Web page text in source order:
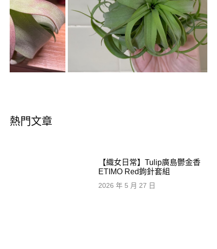
熱門文章
【織女日常】Tulip廣島鬱金香
ETIMO Red鉤針套組
2026 年 5 月 27 日